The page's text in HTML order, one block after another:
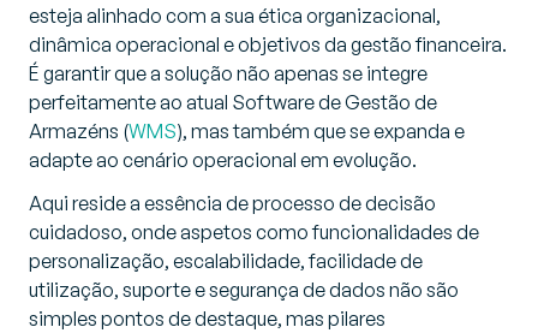
esteja alinhado com a sua ética organizacional,
dinâmica operacional e objetivos da gestão financeira.
É garantir que a solução não apenas se integre
perfeitamente ao atual Software de Gestão de
Armazéns (WMS), mas também que se expanda e
adapte ao cenário operacional em evolução.
Aqui reside a essência de processo de decisão
cuidadoso, onde aspetos como funcionalidades de
personalização, escalabilidade, facilidade de
utilização, suporte e segurança de dados não são
simples pontos de destaque, mas pilares